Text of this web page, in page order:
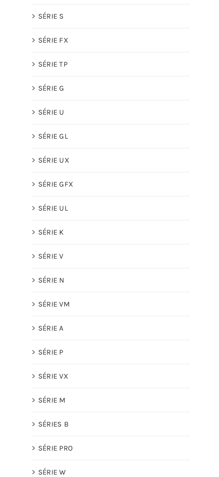
SÉRIE S
SÉRIE FX
SÉRIE TP
SÉRIE G
SÉRIE U
SÉRIE GL
SÉRIE UX
SÉRIE GFX
SÉRIE UL
SÉRIE K
SÉRIE V
SÉRIE N
SÉRIE VM
SÉRIE A
SÉRIE P
SÉRIE VX
SÉRIE M
SÉRIES B
SÉRIE PRO
SÉRIE W